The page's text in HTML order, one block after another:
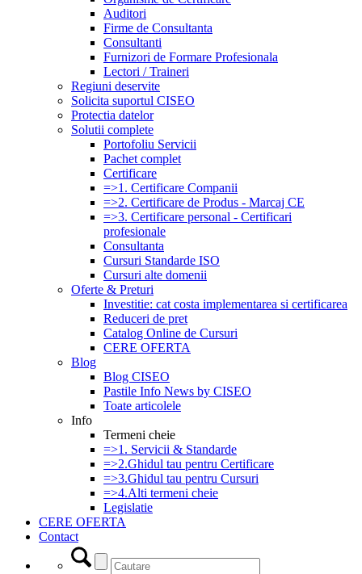
Auditori
Firme de Consultanta
Consultanti
Furnizori de Formare Profesionala
Lectori / Traineri
Regiuni deservite
Solicita suportul CISEO
Protectia datelor
Solutii complete
Portofoliu Servicii
Pachet complet
Certificare
=>1. Certificare Companii
=>2. Certificare de Produs - Marcaj CE
=>3. Certificare personal - Certificari
profesionale
Consultanta
Cursuri Standarde ISO
Cursuri alte domenii
Oferte & Preturi
Investitie: cat costa implementarea si certificarea
Reduceri de pret
Catalog Online de Cursuri
CERE OFERTA
Blog
Blog CISEO
Pastile Info News by CISEO
Toate articolele
Info
Termeni cheie
=>1. Servicii & Standarde
=>2.Ghidul tau pentru Certificare
=>3.Ghidul tau pentru Cursuri
=>4.Alti termeni cheie
Legislatie
CERE OFERTA
Contact